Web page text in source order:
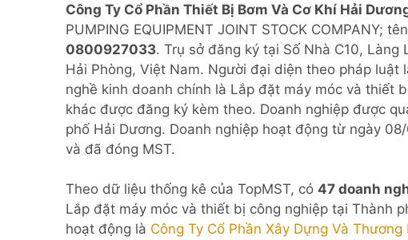
Thành phố Hải Phòng
Thanh Hóa
Bắc Ninh
Nghệ An
thành viên trở lên ngoài NN
Công ty trách nhiệm hữu
ngoài NN
Doanh nghiệp 100% vốn
nước ngoài
Hộ kinh doanh cá thể
người
đại
diện
hoặc
mã
số
thuế
...
Công Ty Cổ Phần Thiết Bị Bơm Và Cơ Khí Hải
PUMPING EQUIPMENT JOINT STOCK COMPANY;
0800927033. Trụ sở đăng ký tại Số Nhà C10,
Hải Phòng, Việt Nam. Người đại diện theo pháp luật
nghề kinh doanh chính là Lắp đặt máy móc và thiết
khác được đăng ký kèm theo. Doanh nghiệp được
phố Hải Dương. Doanh nghiệp hoạt động từ ngày
và đã đóng MST.
Theo dữ liệu thống kê của TopMST, có 47 doanh
Lắp đặt máy móc và thiết bị công nghiệp tại Thành
hoạt động là Công Ty Cổ Phần Xây Dựng Và Thương